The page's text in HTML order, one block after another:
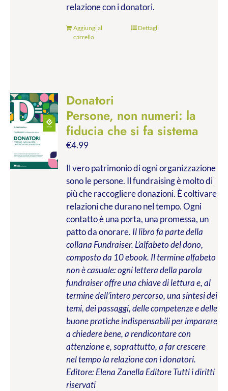
relazione con i donatori.
Aggiungi al
carrello
Dettagli
Donatori
Persone, non numeri: la
fiducia che si fa sistema
€4.99
Il vero patrimonio di ogni organizzazione
sono le persone. Il fundraising è molto di
più che raccogliere donazioni. È coltivare
relazioni che durano nel tempo. Ogni
contatto è una porta, una promessa, un
patto da onorare. Il libro fa parte della
collana Fundraiser. L’alfabeto del dono,
composto da 10 ebook. Il termine alfabeto
non è casuale: ogni lettera della parola
fundraiser offre una chiave di lettura e, al
termine dell’intero percorso, una sintesi dei
temi, dei passaggi, delle competenze e delle
buone pratiche indispensabili per imparare
a chiedere bene, a rendicontare con
attenzione e, soprattutto, a far crescere
nel tempo la relazione con i donatori.
Editore: Elena Zanella EditoreTutti i diritti
riservati